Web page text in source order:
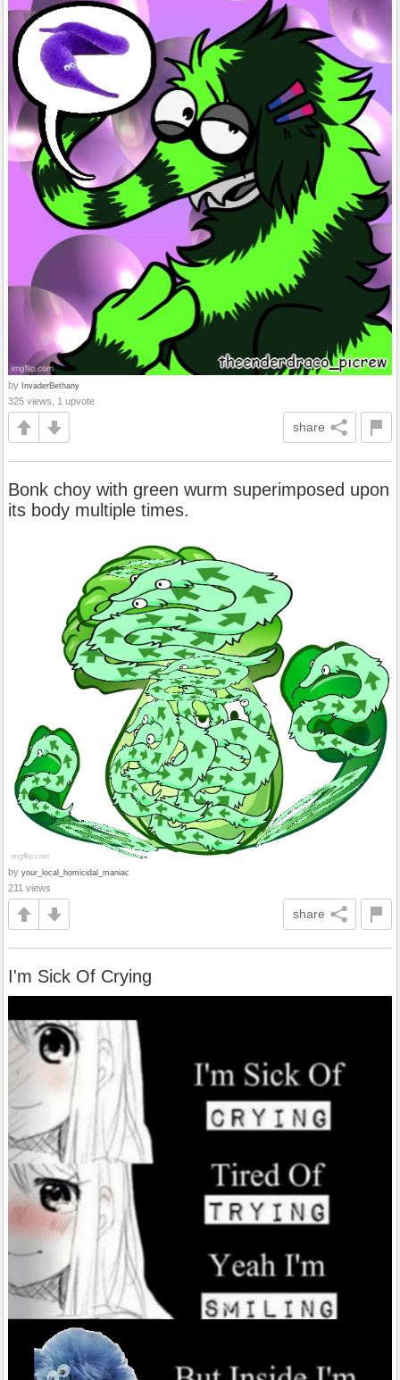
by InvaderBethany
325 views, 1 upvote
share
Bonk choy with green wurm superimposed upon
its body multiple times.
by your_local_homicidal_maniac
211 views
share
I'm Sick Of Crying